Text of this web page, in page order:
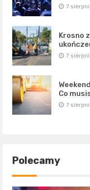
7
Krosno
7
Co
7
Polecamy